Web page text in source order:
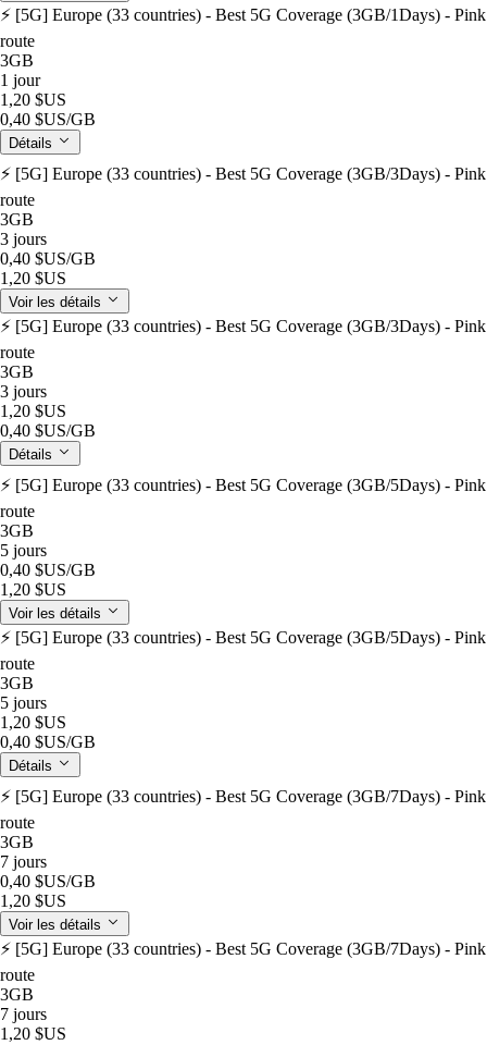
⚡️ [5G] Europe (33 countries) - Best 5G Coverage (3GB/1Days) - Pink
route
3GB
1 jour
1,20 $US
0,40 $US/GB
Détails
⚡️ [5G] Europe (33 countries) - Best 5G Coverage (3GB/3Days) - Pink
route
3GB
3 jours
0,40 $US/GB
1,20 $US
Voir les détails
⚡️ [5G] Europe (33 countries) - Best 5G Coverage (3GB/3Days) - Pink
route
3GB
3 jours
1,20 $US
0,40 $US/GB
Détails
⚡️ [5G] Europe (33 countries) - Best 5G Coverage (3GB/5Days) - Pink
route
3GB
5 jours
0,40 $US/GB
1,20 $US
Voir les détails
⚡️ [5G] Europe (33 countries) - Best 5G Coverage (3GB/5Days) - Pink
route
3GB
5 jours
1,20 $US
0,40 $US/GB
Détails
⚡️ [5G] Europe (33 countries) - Best 5G Coverage (3GB/7Days) - Pink
route
3GB
7 jours
0,40 $US/GB
1,20 $US
Voir les détails
⚡️ [5G] Europe (33 countries) - Best 5G Coverage (3GB/7Days) - Pink
route
3GB
7 jours
1,20 $US